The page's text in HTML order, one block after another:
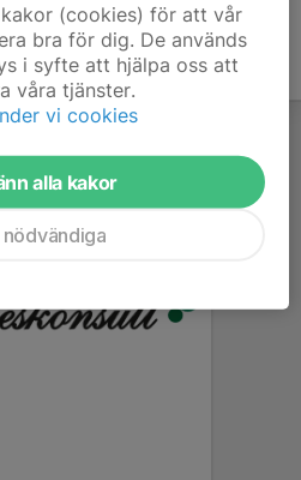
(cookies) för att vår
bra för dig. De används
i syfte att hjälpa oss att
våra tjänster.
vi cookies
alla kakor
nödvändiga